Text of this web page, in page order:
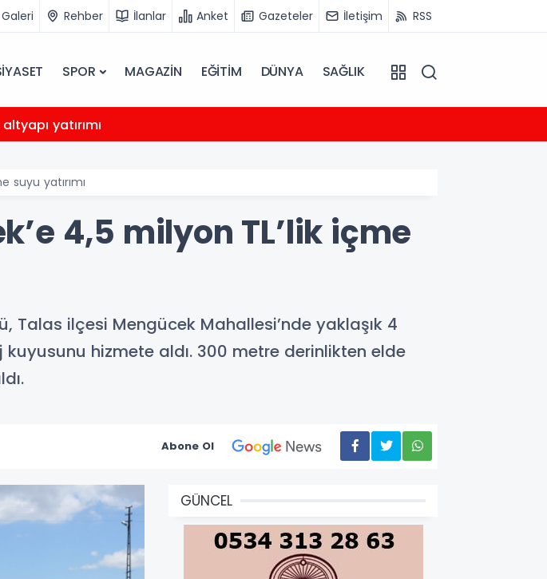
Galeri Rehber İlanlar Anket Gazeteler İletişim RSS
SPOR MAGAZİN EĞİTİM DÜNYA SAĞLIK
yatırımı
suyu yatırımı
4,5 milyon TL’lik içme
Talas ilçesi Mengücek Mahallesi’nde yaklaşık 4
hizmete aldı. 300 metre derinlikten elde
Abone Ol
GÜNCEL